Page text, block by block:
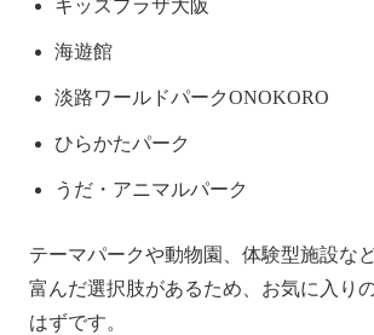
キッズプラザ大阪
海遊館
淡路ワールドパークONOKORO
ひらかたパーク
うだ・アニマルパーク
テーマパークや動物園、体験型施設な
富んだ選択肢があるため、お気に入り
はずです。